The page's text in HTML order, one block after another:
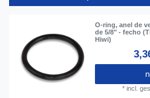
O-ring, anel de
de 5/8" - fecho
Hiwi)
* incl.